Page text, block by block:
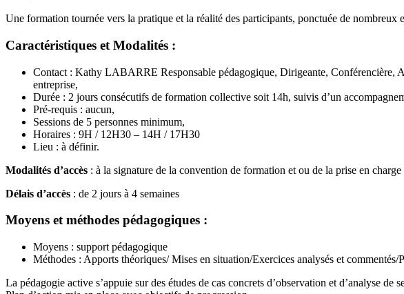
Une formation tournée vers la pratique et la réalité des participants, ponctuée de
Caractéristiques et Modalités :
Contact : Kathy LABARRE Responsable pédagogique, Dirigeante, Conférencière,
entreprise,
Durée : 2 jours consécutifs de formation collective soit 14h, suivis d’un
Pré-requis : aucun,
Sessions de 5 personnes minimum,
Horaires : 9H / 12H30 – 14H / 17H30
Lieu : à définir.
Modalités d’accès : à la signature de la convention de formation et ou de la prise en charge
Délais d’accès : de 2 jours à 4 semaines
Moyens et méthodes pédagogiques :
Moyens : support pédagogique
Méthodes : Apports théoriques/ Mises en situation/Exercices analysés et commentés/
La pédagogie active s’appuie sur des études de cas concrets d’observation et d’analyse de